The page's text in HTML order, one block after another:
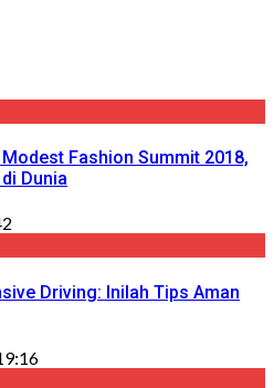
Fashion Summit 2018,
Dunia
Driving: Inilah Tips Aman